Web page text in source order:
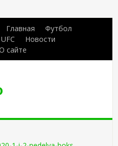
Главная
Футбол
UFC
Новости
сайте